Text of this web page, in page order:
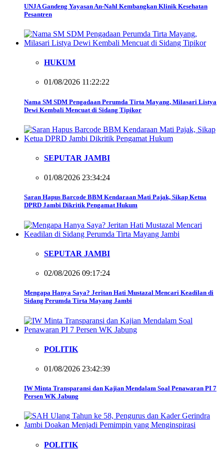
UNJA Gandeng Yayasan An-Nahl Kembangkan Klinik Kesehatan
Pesantren
HUKUM
01/08/2026 11:22:22
Nama SM SDM Pengadaan Perumda Tirta Mayang, Milasari Listya
Dewi Kembali Mencuat di Sidang Tipikor
SEPUTAR JAMBI
01/08/2026 23:34:24
Saran Hapus Barcode BBM Kendaraan Mati Pajak, Sikap Ketua
DPRD Jambi Dikritik Pengamat Hukum
SEPUTAR JAMBI
02/08/2026 09:17:24
Mengapa Hanya Saya? Jeritan Hati Mustazal Mencari Keadilan di
Sidang Perumda Tirta Mayang Jambi
POLITIK
01/08/2026 23:42:39
IW Minta Transparansi dan Kajian Mendalam Soal Penawaran PI 7
Persen WK Jabung
POLITIK